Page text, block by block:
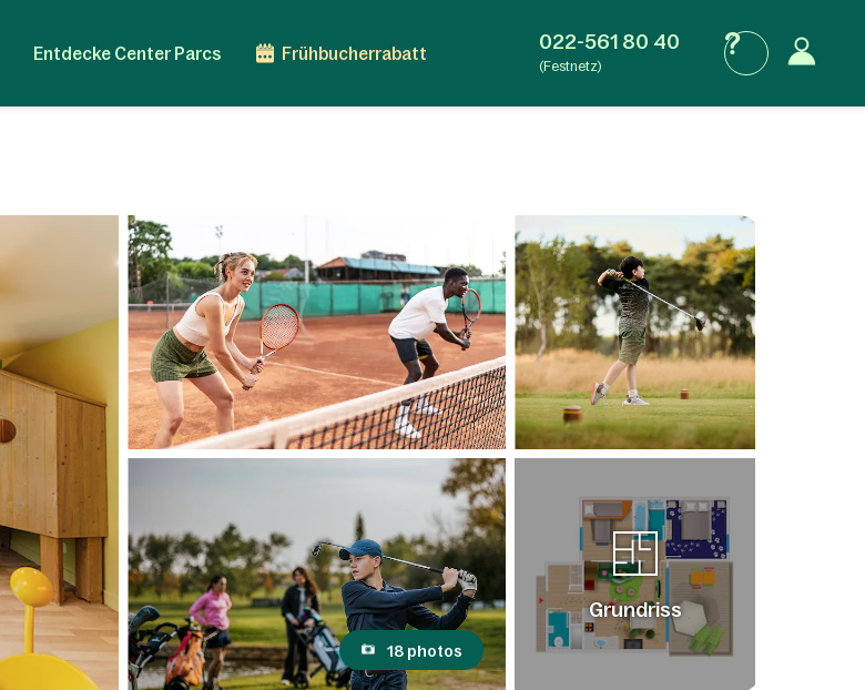
Entdecke Center Parcs Frühbucherrabatt 022-561 80 40
(Festnetz)
18 photos
Grundriss